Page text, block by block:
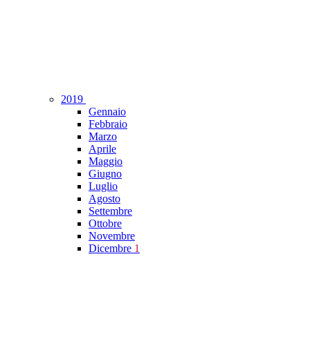
2019
Gennaio
Febbraio
Marzo
Aprile
Maggio
Giugno
Luglio
Agosto
Settembre
Ottobre
Novembre
Dicembre 1